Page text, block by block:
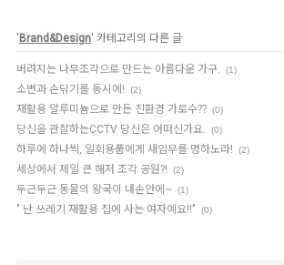
' Brand&Design' 카테고리의 다른 글
버려지는 나무조각으로 만드는 아름다운 가구. (1)
소변과 손닦기를 동시에! (2)
재활용 알루미늄으로 만든 친환경 가로수?? (0)
당신을 관찰하는CCTV 당신은 어떠신가요. (0)
하루에 하나씩, 일회용품에게 새임무를 명하노라! (2)
세상에서 제일 큰 해저 조각 공원?! (2)
두근두근 동물의 왕국이 내손안에~ (1)
" 난 쓰레기 재활용 집에 사는 여자예요!!" (0)